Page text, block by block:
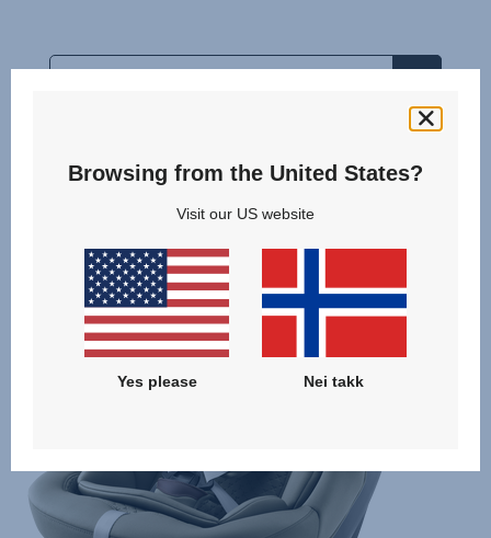
Relaterte produkter
Browsing from the United States?
Visit our US website
Yes please Nei takk